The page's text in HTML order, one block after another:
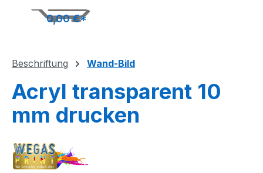
0,00 €*
Beschriftung Wand-Bild
Acryl transparent 10
mm drucken